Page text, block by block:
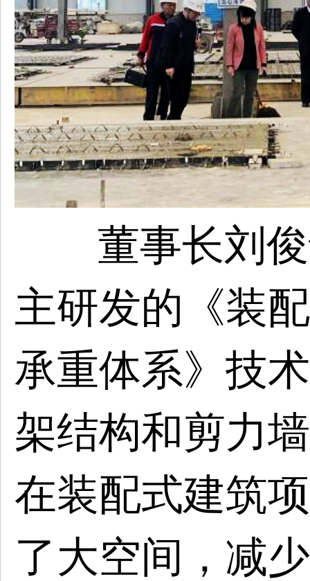
董事长刘
主研发的《装
承重体系》技
架结构和剪力
在装配式建筑
了大空间，减